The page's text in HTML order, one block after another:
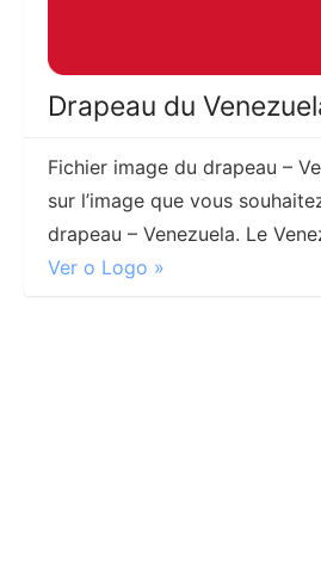
Drapeau du
Fichier image du drapeau –
sur l’image que vous
drapeau – Venezuela. Le
Ver o Logo »